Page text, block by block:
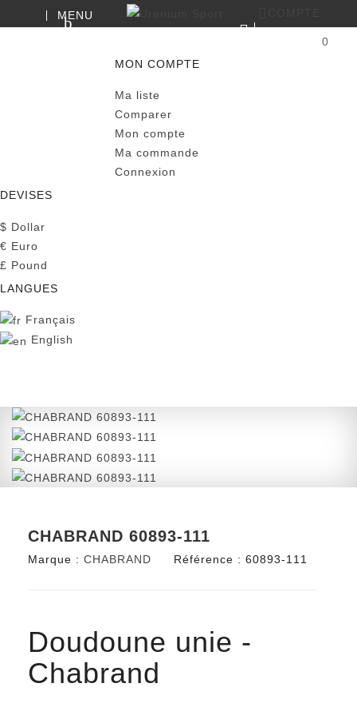
MENU
0
MON COMPTE
Ma liste
Comparer
Mon compte
Ma commande
Connexion
DEVISES
$ Dollar
€ Euro
£ Pound
LANGUES
Français
English
CHABRAND 60893-111
Marque : CHABRAND Référence : 60893-111
Doudoune unie -
Chabrand